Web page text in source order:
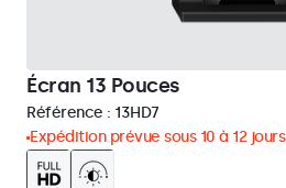
Écran 13 Pouces
Référence : 13HD7
Expédition prévue sous 10 à 12 jours